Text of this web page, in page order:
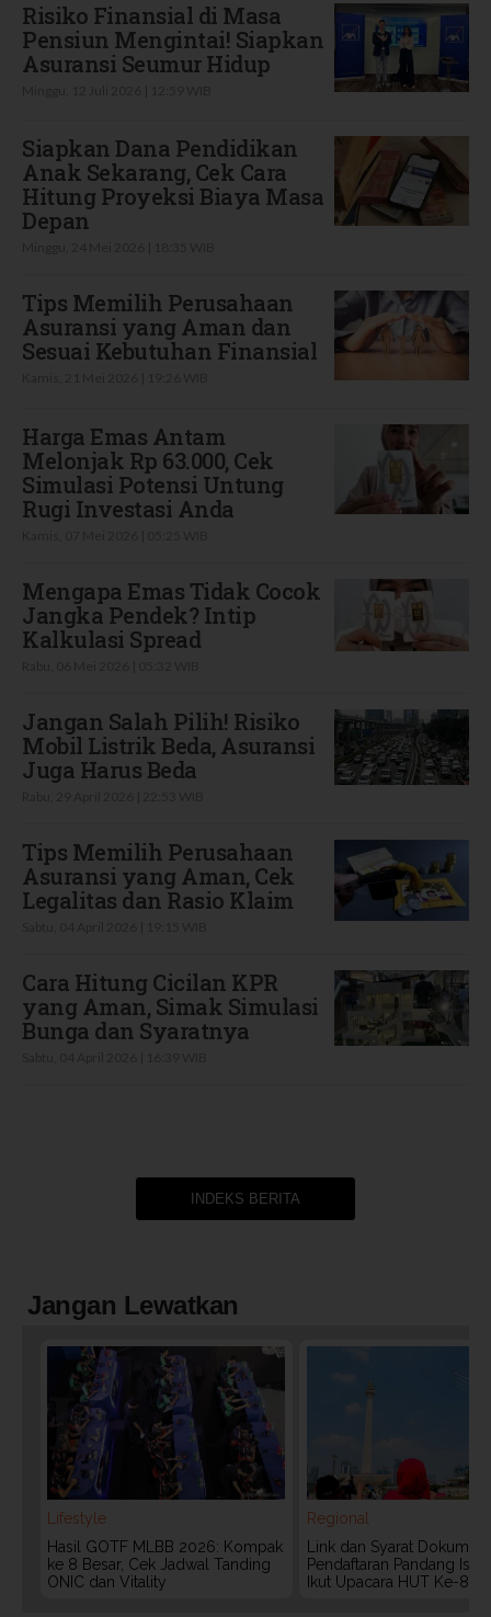
Risiko Finansial di Masa
Pensiun Mengintai! Siapkan
Asuransi Seumur Hidup
Siapkan Dana Pendidikan
Anak Sekarang, Cek Cara
Hitung Proyeksi Biaya Masa
Depan
Tips Memilih Perusahaan
Asuransi yang Aman dan
Sesuai Kebutuhan Finansial
Harga Emas Antam
Melonjak Rp 63.000, Cek
Simulasi Potensi Untung
Rugi Investasi Anda
Mengapa Emas Tidak Cocok
Jangka Pendek? Intip
Kalkulasi Spread
Jangan Salah Pilih! Risiko
Mobil Listrik Beda, Asuransi
Juga Harus Beda
Tips Memilih Perusahaan
Asuransi yang Aman, Cek
Legalitas dan Rasio Klaim
Cara Hitung Cicilan KPR
yang Aman, Simak Simulasi
Bunga dan Syaratnya
INDEKS BERITA
Jangan Lewatkan
Lifestyle
Hasil GOTF MLBB 2026: Kompak
ke 8 Besar, Cek Jadwal Tanding
ONIC dan Vitality
Regional
Link dan Syarat Dokumen
Pendaftaran Pandang
Ikut Upacara HUT Ke-81